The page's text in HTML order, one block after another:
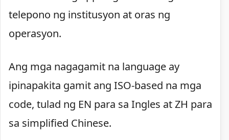
telepono ng institusyon at oras ng
operasyon.
Ang mga nagagamit na language ay
ipinapakita gamit ang ISO-based na mga
code, tulad ng EN para sa Ingles at ZH para
sa simplified Chinese.